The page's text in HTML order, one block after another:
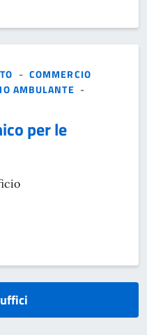
- COMMERCIO
AMBULANTE -
per le